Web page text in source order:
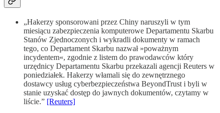
„Hakerzy sponsorowani przez Chiny naruszyli w tym
miesiącu zabezpieczenia komputerowe Departamentu Skarbu
Stanów Zjednoczonych i wykradli dokumenty w ramach
tego, co Departament Skarbu nazwał »poważnym
incydentem«, zgodnie z listem do prawodawców który
urzędnicy Departamentu Skarbu przekazali agencji Reuters w
poniedziałek. Hakerzy włamali się do zewnętrznego
dostawcy usług cyberbezpieczeństwa BeyondTrust i byli w
stanie uzyskać dostęp do jawnych dokumentów, czytamy w
liście.” [Reuters]